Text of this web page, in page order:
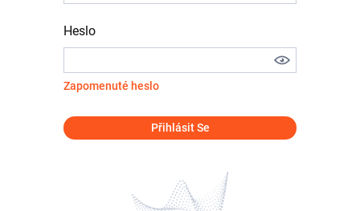
Heslo
Zapomenuté heslo
Přihlásit Se